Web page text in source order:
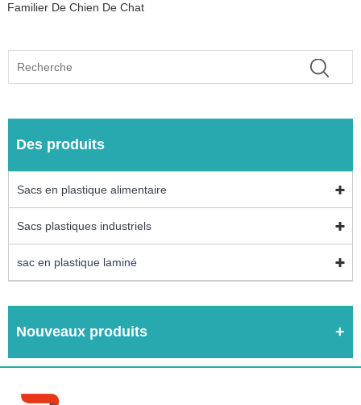
Familier De Chien De Chat
Des produits
Sacs en plastique alimentaire
Sacs plastiques industriels
sac en plastique laminé
Nouveaux produits